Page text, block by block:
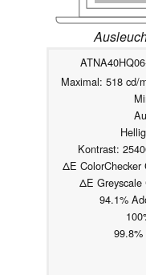
Maximal: 518 cd/
Kontrast:
ΔE
ΔE
94.1%
99.8%